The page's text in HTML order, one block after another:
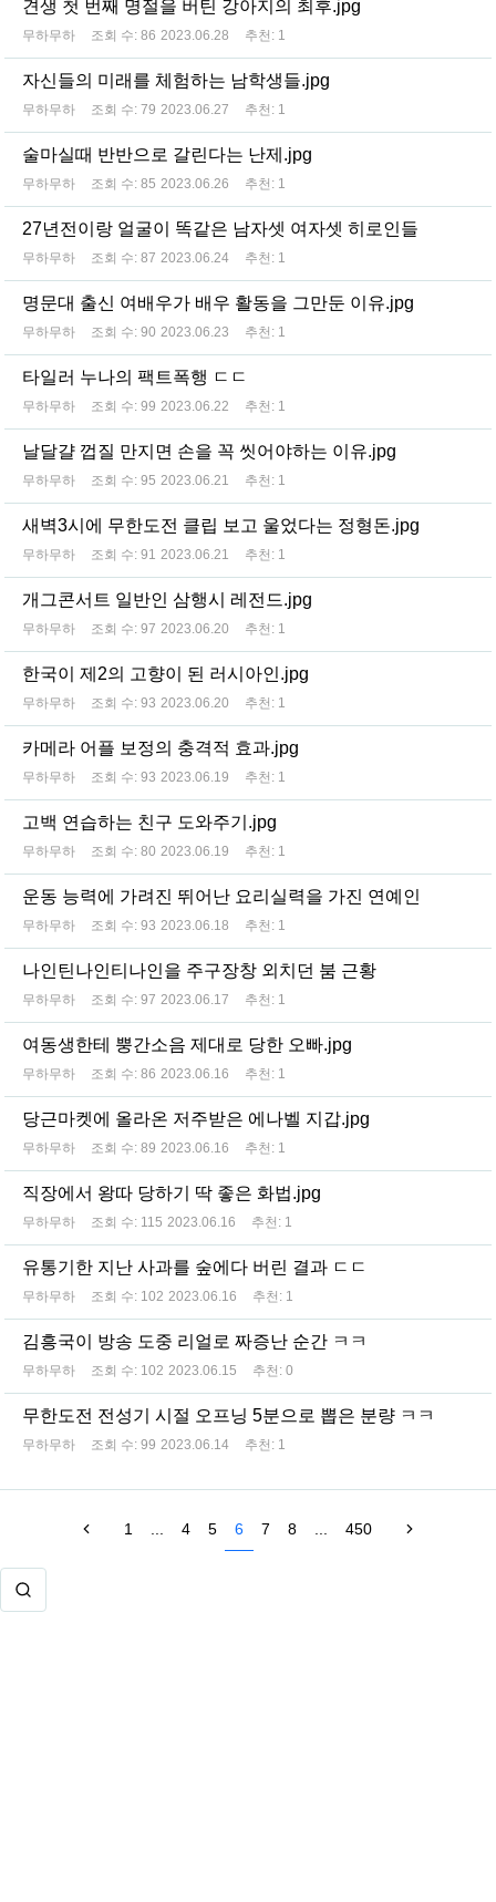
견생 첫 번째 명절을 버틴 강아지의 최후.jpg
무하무하 조회 수: 86 2023.06.28 추천: 1
자신들의 미래를 체험하는 남학생들.jpg
무하무하 조회 수: 79 2023.06.27 추천: 1
술마실때 반반으로 갈린다는 난제.jpg
무하무하 조회 수: 85 2023.06.26 추천: 1
27년전이랑 얼굴이 똑같은 남자셋 여자셋 히로인들
무하무하 조회 수: 87 2023.06.24 추천: 1
명문대 출신 여배우가 배우 활동을 그만둔 이유.jpg
무하무하 조회 수: 90 2023.06.23 추천: 1
타일러 누나의 팩트폭행 ㄷㄷ
무하무하 조회 수: 99 2023.06.22 추천: 1
날달걀 껍질 만지면 손을 꼭 씻어야하는 이유.jpg
무하무하 조회 수: 95 2023.06.21 추천: 1
새벽3시에 무한도전 클립 보고 울었다는 정형돈.jpg
무하무하 조회 수: 91 2023.06.21 추천: 1
개그콘서트 일반인 삼행시 레전드.jpg
무하무하 조회 수: 97 2023.06.20 추천: 1
한국이 제2의 고향이 된 러시아인.jpg
무하무하 조회 수: 93 2023.06.20 추천: 1
카메라 어플 보정의 충격적 효과.jpg
무하무하 조회 수: 93 2023.06.19 추천: 1
고백 연습하는 친구 도와주기.jpg
무하무하 조회 수: 80 2023.06.19 추천: 1
운동 능력에 가려진 뛰어난 요리실력을 가진 연예인
무하무하 조회 수: 93 2023.06.18 추천: 1
나인틴나인티나인을 주구장창 외치던 붐 근황
무하무하 조회 수: 97 2023.06.17 추천: 1
여동생한테 뿡간소음 제대로 당한 오빠.jpg
무하무하 조회 수: 86 2023.06.16 추천: 1
당근마켓에 올라온 저주받은 에나벨 지갑.jpg
무하무하 조회 수: 89 2023.06.16 추천: 1
직장에서 왕따 당하기 딱 좋은 화법.jpg
무하무하 조회 수: 115 2023.06.16 추천: 1
유통기한 지난 사과를 숲에다 버린 결과 ㄷㄷ
무하무하 조회 수: 102 2023.06.16 추천: 1
김흥국이 방송 도중 리얼로 짜증난 순간 ㅋㅋ
무하무하 조회 수: 102 2023.06.15 추천: 0
무한도전 전성기 시절 오프닝 5분으로 뽑은 분량 ㅋㅋ
무하무하 조회 수: 99 2023.06.14 추천: 1
1 ... 4 5 6 7 8 ... 450